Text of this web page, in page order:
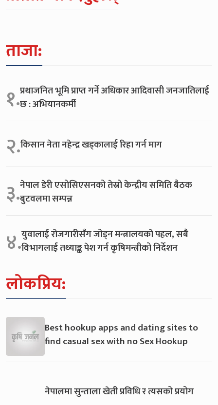
ताजा:
१.प्रथाजनित भूमि प्राप्त गर्ने अधिकार आदिवासी जनजातिलाई
छ : अभियानकर्मी
२.किसान नेता नहेन्द्र खड्कालाई रिहा गर्न माग
३.नेपाल डेरी एसोसिएसनको तेस्रो केन्द्रीय समिति बैठक
बुटवलमा सम्पन्न
४.युवालाई रोजगारीसँग जोड्न मन्त्रालयको पहल, सबै
विभागलाई तथ्याङ्क पेश गर्न कृषिमन्त्रीको निर्देशन
लोकप्रिय:
Best hookup apps and dating sites to
find casual sex with no Sex Hookup
नेपालमा सुन्ताला खेती प्रविधि र त्यसको प्रयोग